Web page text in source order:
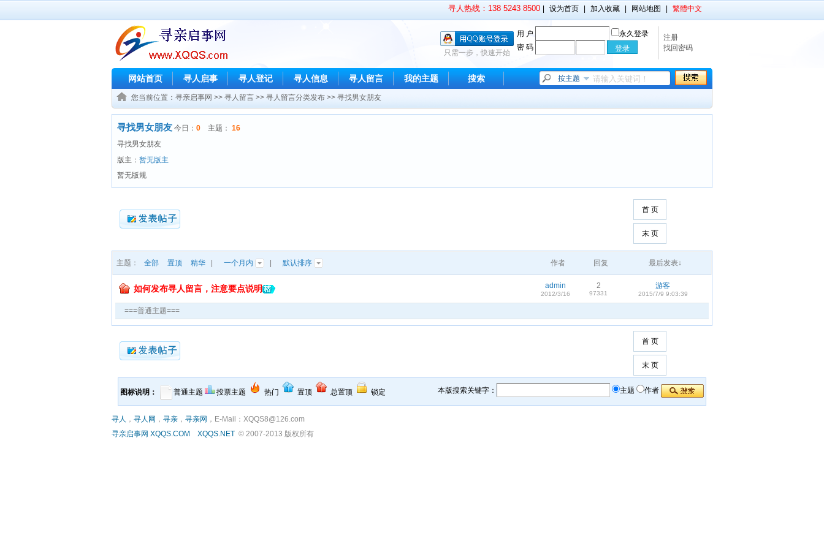
寻人热线：138 5243 8500 设为首页 加入收藏 网站地图 繁體中文
只需一步，快速开始
注册
找回密码
用 户
永久登录
密 码
网站首页 寻人启事 寻人登记 寻人信息 寻人留言 我的主题 搜索 按主题
您当前位置： 寻亲启事网 >> 寻人留言 >> 寻人留言分类发布 >> 寻找男女朋友
寻找男女朋友 今日： 0 主题： 16
寻找男女朋友
版主： 暂无版主
暂无版规
首 页
末 页
主题： 全部 置顶 精华 一个月内 默认排序 作者 回复 最后发表↓
如何发布寻人留言，注意要点说明 admin
2012/3/16
2
97331
游客
2015/7/9 9:03:39
===普通主题===
首 页
末 页
图标说明： 普通主题 投票主题 热门 置顶 总置顶 锁定 本版搜索关键字： 主题 作者
寻人 ， 寻人网 ， 寻亲 ， 寻亲网 ，E-Mail：XQQS8@126.com
寻亲启事网 XQQS.COM XQQS.NET © 2007-2013 版权所有